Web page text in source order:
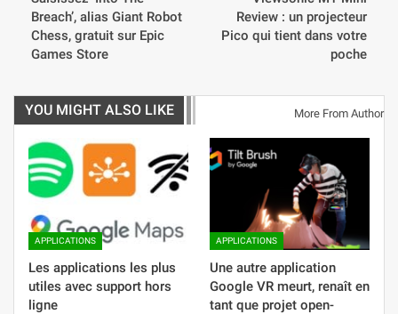
Breach’, alias Giant Robot
Chess, gratuit sur Epic
Games Store
Review : un projecteur
Pico qui tient dans votre
poche
YOU MIGHT ALSO LIKE More From Author
APPLICATIONS
Les applications les plus
utiles avec support hors
ligne
APPLICATIONS
Une autre application
Google VR meurt, renaît en
tant que projet open-